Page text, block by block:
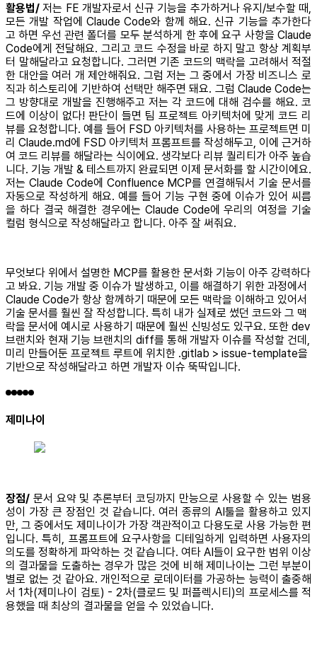
활용법/ 저는 FE 개발자로서 신규 기능을 추가하거나 유지/보수할 때,
모든 개발 작업에 Claude Code와 함께 해요. 신규 기능을 추가한다
고 하면 우선 관련 폴더를 모두 분석하게 한 후에 요구 사항을 Claude
Code에게 전달해요. 그리고 코드 수정을 바로 하지 말고 항상 계획부
터 말해달라고 요청합니다. 그러면 기존 코드의 맥락을 고려해서 적절
한 대안을 여러 개 제안해줘요. 그럼 저는 그 중에서 가장 비즈니스 로
직과 히스토리에 기반하여 선택만 해주면 돼요. 그럼 Claude Code는
그 방향대로 개발을 진행해주고 저는 각 코드에 대해 검수를 해요. 코
드에 이상이 없다! 판단이 들면 팀 프로젝트 아키텍처에 맞게 코드 리
뷰를 요청합니다. 예를 들어 FSD 아키텍처를 사용하는 프로젝트면 미
리 Claude.md에 FSD 아키텍처 프롬프트를 작성해두고, 이에 근거하
여 코드 리뷰를 해달라는 식이에요. 생각보다 리뷰 퀄리티가 아주 높습
니다. 기능 개발 & 테스트까지 완료되면 이제 문서화를 할 시간이에요.
저는 Claude Code에 Confluence MCP를 연결해둬서 기술 문서를
자동으로 작성하게 해요. 예를 들어 기능 구현 중에 이슈가 있어 씨름
을 하다 결국 해결한 경우에는 Claude Code에 우리의 여정을 기술
컬럼 형식으로 작성해달라고 합니다. 아주 잘 써줘요.
무엇보다 위에서 설명한 MCP를 활용한 문서화 기능이 아주 강력하다
고 봐요. 기능 개발 중 이슈가 발생하고, 이를 해결하기 위한 과정에서
Claude Code가 항상 함께하기 때문에 모든 맥락을 이해하고 있어서
기술 문서를 훨씬 잘 작성합니다. 특히 내가 실제로 썼던 코드와 그 맥
락을 문서에 예시로 사용하기 때문에 훨씬 신빙성도 있구요. 또한 dev
브랜치와 현재 기능 브랜치의 diff를 통해 개발자 이슈를 작성할 건데,
미리 만들어둔 프로젝트 루트에 위치한 .gitlab > issue-template을
기반으로 작성해달라고 하면 개발자 이슈 뚝딱입니다.
제미나이
장점/ 문서 요약 및 추론부터 코딩까지 만능으로 사용할 수 있는 범용
성이 가장 큰 장점인 것 같습니다. 여러 종류의 AI툴을 활용하고 있지
만, 그 중에서도 제미나이가 가장 객관적이고 다용도로 사용 가능한 편
입니다. 특히, 프롬프트에 요구사항을 디테일하게 입력하면 사용자의
의도를 정확하게 파악하는 것 같습니다. 여타 AI들이 요구한 범위 이상
의 결과물을 도출하는 경우가 많은 것에 비해 제미나이는 그런 부분이
별로 없는 것 같아요. 개인적으로 로데이터를 가공하는 능력이 출중해
서 1차(제미나이 검토) - 2차(클로드 및 퍼플렉시티)의 프로세스를 적
용했을 때 최상의 결과물을 얻을 수 있었습니다.